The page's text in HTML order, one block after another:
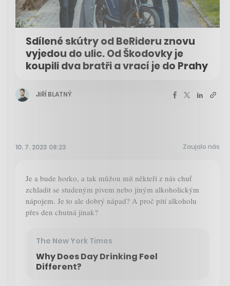
Sdílené skútry od BeRideru znovu
vyjedou do ulic. Od Škodovky je
koupili dva bratři a vrací je do Prahy
JIŘÍ BLATNÝ
10. 7. 2023 08:23 Zaujalo nás
Je a bude horko, a tak můžou mít někteří z nás chuť
zchladit se studeným pivem nebo jiným alkoholickým
nápojem. Je to ale dobrý nápad? A proč pití alkoholu
přes den chutná jinak?
The New York Times
Why Does Day Drinking Feel
Different?